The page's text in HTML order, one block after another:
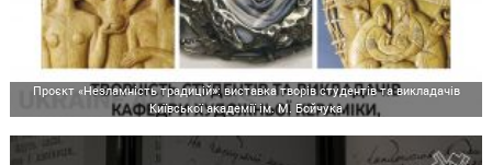
Проєкт «Незламність традицій»: виставка творів студентів та викладачів
Київської академії ім. М. Бойчука